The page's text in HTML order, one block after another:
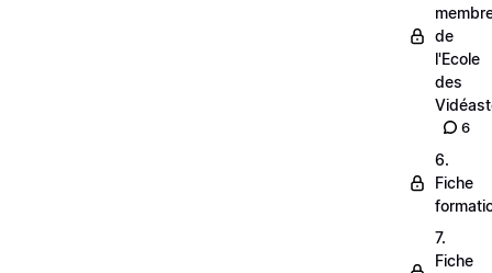
de
l'Ecole
des
6
6.
Fiche
7.
Fiche